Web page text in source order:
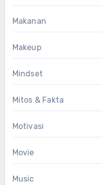
Makanan
Makeup
Mindset
Mitos & Fakta
Motivasi
Movie
Music